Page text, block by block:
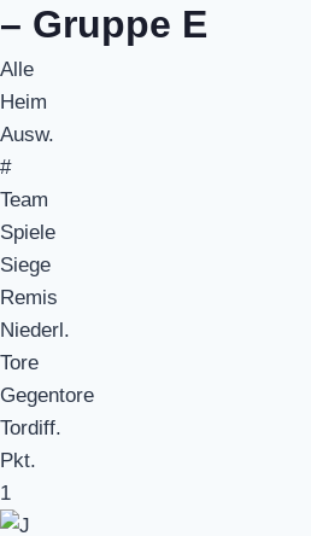
– Gruppe E
Alle
Heim
Ausw.
#
Team
Spiele
Siege
Remis
Niederl.
Tore
Gegentore
Tordiff.
Pkt.
1